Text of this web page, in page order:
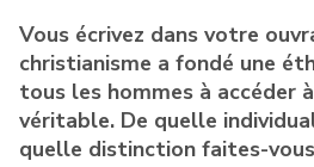
Vous écrivez dans votre
christianisme a fondé une
tous les hommes à accéder
véritable. De quelle
quelle distinction faites-